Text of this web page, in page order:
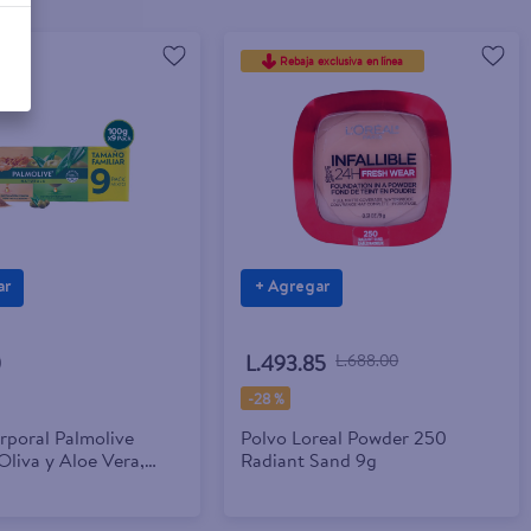
Palmolive
y Aloe Vera,
Rebaja exclusiva en línea
+ Agregar
L.493.85 L.688.00
-28 %
Polvo Loreal Powder 250
Radiant Sand 9g